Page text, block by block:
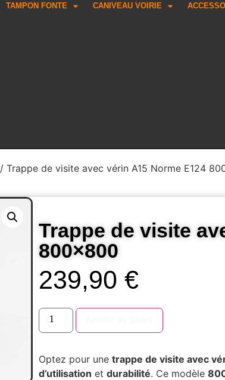
TAMPON FONTE CANIVEAU VOIRIE
/ Trappe de visite avec vérin A15 Norme E124
Trappe de visite
800×800
239,90 €
Optez pour une trappe de visite avec
d’utilisation et durabilité. Ce modèle